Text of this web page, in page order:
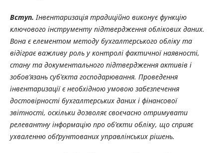
Вступ.Інвентаризація традиційно виконує функцію
ключового інструменту підтвердження облікових даних.
Вона є елементом методу бухгалтерського обліку та
відіграє важливу роль у контролі фактичної наявності,
стану та документального підтвердження активів і
зобов’язань суб’єкта господарювання. Проведення
інвентаризації є необхідною умовою забезпечення
достовірності бухгалтерських даних і фінансової
звітності, оскільки дозволяє своєчасно отримувати
релевантну інформацію про об’єкти обліку, що сприяє
ухваленню обґрунтованих управлінських рішень.